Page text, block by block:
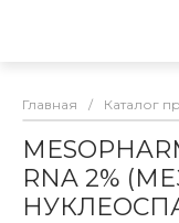
Главная / Каталог
RNA 2%